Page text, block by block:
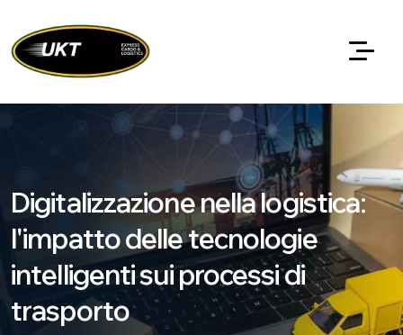
Digitalizzazione nella logistica:
l'impatto delle tecnologie
intelligenti sui processi di
trasporto